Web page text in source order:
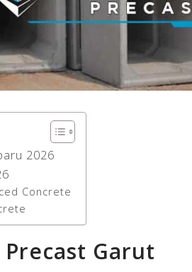
2026
Concrete
Garut